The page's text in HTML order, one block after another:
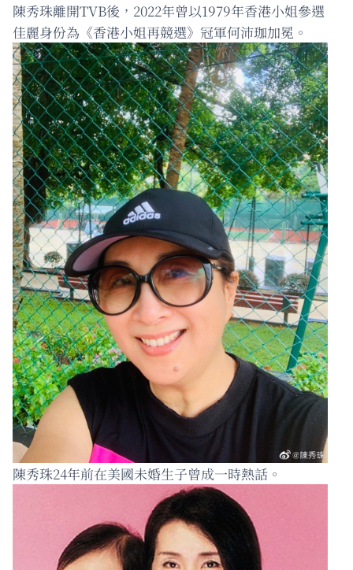
陳秀珠離開TVB後，2022年曾以1979年香港小姐參選
佳麗身份為《香港小姐再競選》冠軍何沛珈加冕。
陳秀珠24年前在美國未婚生子曾成一時熱話。